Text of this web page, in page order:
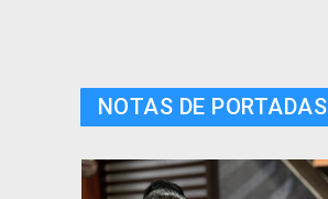
NOTAS DE PORTADAS